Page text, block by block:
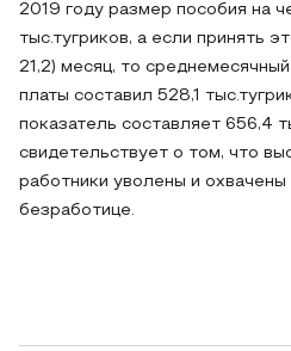
2019 году размер пособия на
тыс.тугриков, а если принять
21,2) месяц, то
платы составил 528,1
показатель составляет 656,4
свидетельствует о том, что
работники уволены и охвачены
безработице.